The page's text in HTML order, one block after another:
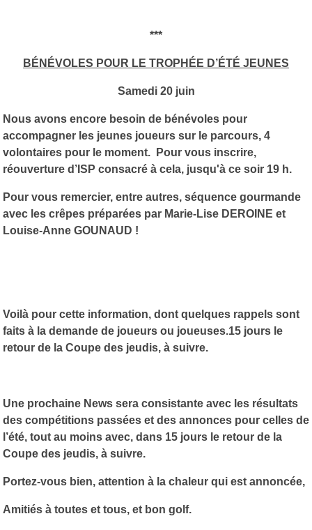
***
BÉNÉVOLES POUR LE TROPHÉE D’ÉTÉ JEUNES
Samedi 20 juin
Nous avons encore besoin de bénévoles pour
accompagner les jeunes joueurs sur le parcours, 4
volontaires pour le moment. Pour vous inscrire,
réouverture d’ISP consacré à cela, jusqu'à ce soir 19 h.
Pour vous remercier, entre autres, séquence gourmande
avec les crêpes préparées par Marie-Lise DEROINE et
Louise-Anne GOUNAUD !
Voilà pour cette information, dont quelques rappels sont
faits à la demande de joueurs ou joueuses.15 jours le
retour de la Coupe des jeudis, à suivre.
Une prochaine News sera consistante avec les résultats
des compétitions passées et des annonces pour celles de
l’été, tout au moins avec, dans 15 jours le retour de la
Coupe des jeudis, à suivre.
Portez-vous bien, attention à la chaleur qui est annoncée,
Amitiés à toutes et tous, et bon golf.